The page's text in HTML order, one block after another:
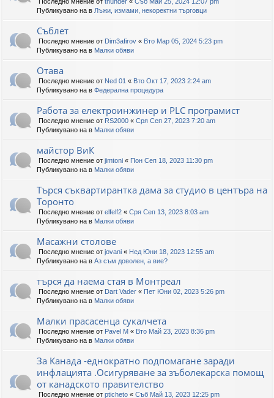
Публикувано на в Лъжи, измами, некоректни търговци
Съблет
Последно мнение от Dim3afirov « Вто Мар 05, 2024 5:23 pm
Публикувано на в Малки обяви
Отава
Последно мнение от Ned 01 « Вто Окт 17, 2023 2:24 am
Публикувано на в Федерална процедура
Работа за електроинжинер и PLC програмист
Последно мнение от RS2000 « Сря Сеп 27, 2023 7:20 am
Публикувано на в Малки обяви
майстор ВиК
Последно мнение от jimtoni « Пон Сеп 18, 2023 11:30 pm
Публикувано на в Малки обяви
Търся съквартирантка дама за студио в центъра на
Торонто
Последно мнение от elfelf2 « Сря Сеп 13, 2023 8:03 am
Публикувано на в Малки обяви
Масажни столове
Последно мнение от jovani « Нед Юни 18, 2023 12:55 am
Публикувано на в Аз съм доволен, а вие?
търся да наема стая в Монтреал
Последно мнение от Dart Vader « Пет Юни 02, 2023 5:26 pm
Публикувано на в Малки обяви
Малки прасасенца сукалчета
Последно мнение от Pavel M « Вто Май 23, 2023 8:36 pm
Публикувано на в Малки обяви
За Канада -еднократно подпомагане заради
инфлацията .Осигуряване за зъболекарска помощ
от канадското правителство
Последно мнение от pticheto « Съб Май 13, 2023 12:25 pm